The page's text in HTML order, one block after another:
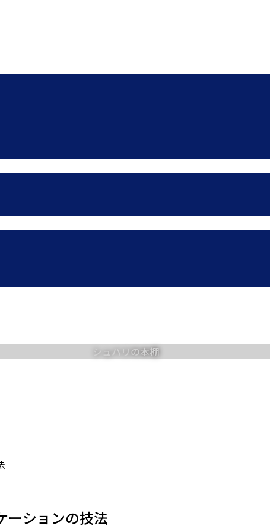
シュハリの本棚
ーションの技法